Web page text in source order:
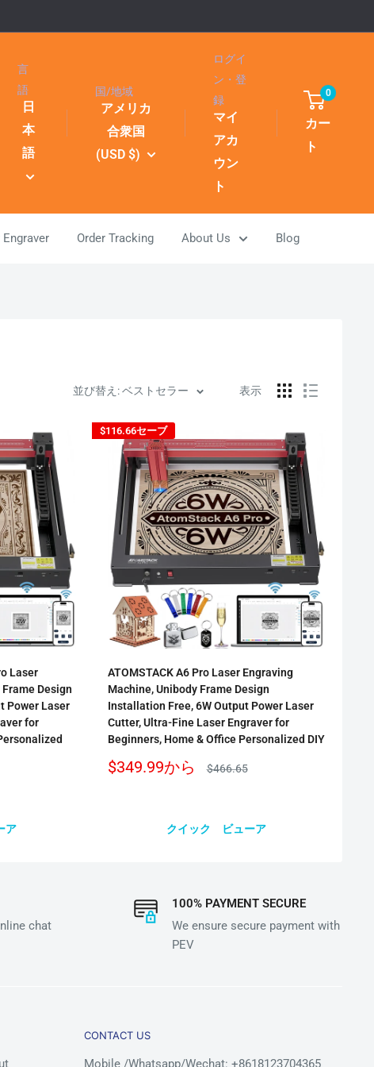
言
語
日
本
語
国/地域
アメリカ
合衆国
(USD $)
ログイ
ン・登
録
マイ
アカ
ウン
ト
0
カー
ト
Order Tracking About Us Blog
並び替え: ベストセラー 表示
Laser
Design
Power Laser
for
ア
$116.66セーブ
ATOMSTACK A6 Pro Laser Engraving
Machine, Unibody Frame Design
Installation Free, 6W Output Power Laser
Cutter, Ultra-Fine Laser Engraver for
Beginners, Home & Office Personalized DIY
販
$349.99から
通
$466.65
クイック ビューア
chat
100% PAYMENT SECURE
We ensure secure payment with
PEV
CONTACT US
Mobile /Whatsapp/Wechat: +8618123704365